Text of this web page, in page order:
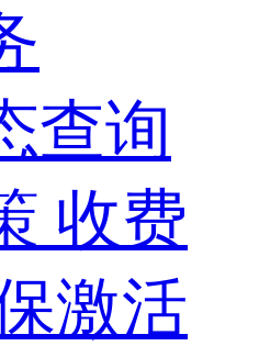
查询
收费
激活